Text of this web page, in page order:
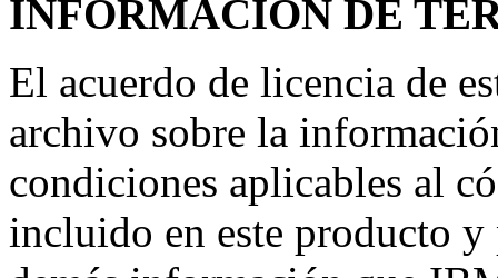
INFORMACIÓN DE
El acuerdo de licencia de
archivo sobre la
condiciones aplicables al
incluido en este producto y